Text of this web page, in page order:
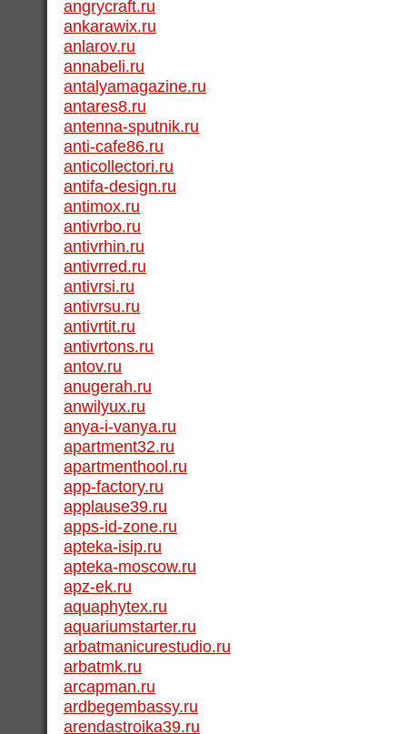
angrycraft.ru
ankarawix.ru
anlarov.ru
annabeli.ru
antalyamagazine.ru
antares8.ru
antenna-sputnik.ru
anti-cafe86.ru
anticollectori.ru
antifa-design.ru
antimox.ru
antivrbo.ru
antivrhin.ru
antivrred.ru
antivrsi.ru
antivrsu.ru
antivrtit.ru
antivrtons.ru
antov.ru
anugerah.ru
anwilyux.ru
anya-i-vanya.ru
apartment32.ru
apartmenthool.ru
app-factory.ru
applause39.ru
apps-id-zone.ru
apteka-isip.ru
apteka-moscow.ru
apz-ek.ru
aquaphytex.ru
aquariumstarter.ru
arbatmanicurestudio.ru
arbatmk.ru
arcapman.ru
ardbegembassy.ru
arendastroika39.ru